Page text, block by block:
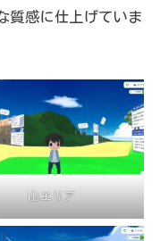
質感に仕上げていま
山エリア